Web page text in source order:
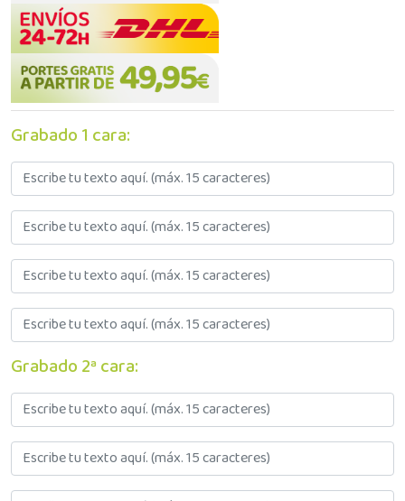
Grabado 1 cara:
Grabado 2ª cara: